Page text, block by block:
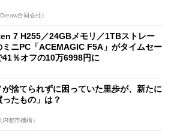
合同会社）
7 H255／24GBメモリ／1TBストレー
ミニPC「ACEMAGIC F5A」がタイムセー
41％オフの10万6998円に
が捨てられずに困っていた里歩が、新たに
ったもの」は？
都市機構）